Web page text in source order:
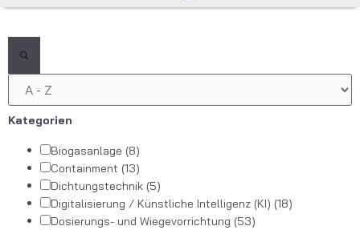
Filter
Kategorien
Biogasanlage (8)
Containment (13)
Dichtungstechnik (5)
Digitalisierung / Künstliche Intelligenz (KI) (18)
Dosierungs- und Wiegevorrichtung (53)